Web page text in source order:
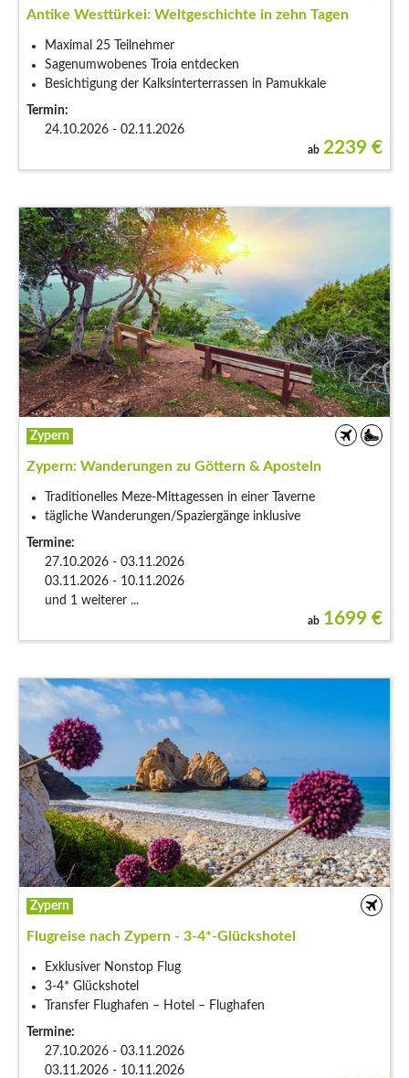
Antike Westtürkei: Weltgeschichte in zehn Tagen
Maximal 25 Teilnehmer
Sagenumwobenes Troia entdecken
Besichtigung der Kalksinterterrassen in Pamukkale
Termin:
24.10.2026 - 02.11.2026
ab 2239 €
Zypern
Zypern: Wanderungen zu Göttern & Aposteln
Traditionelles Meze-Mittagessen in einer Taverne
tägliche Wanderungen/Spaziergänge inklusive
Termine:
27.10.2026 - 03.11.2026
03.11.2026 - 10.11.2026
und 1 weiterer ...
ab 1699 €
Zypern
Flugreise nach Zypern - 3-4*-Glückshotel
Exklusiver Nonstop Flug
3-4* Glückshotel
Transfer Flughafen – Hotel – Flughafen
Termine:
27.10.2026 - 03.11.2026
03.11.2026 - 10.11.2026